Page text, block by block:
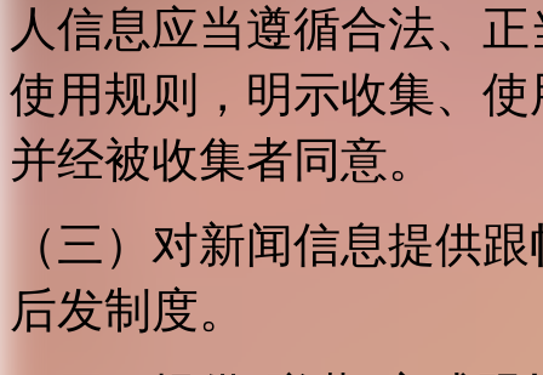
人信息应当遵循合法、
使用规则，明示收集、
并经被收集者同意。
（三）对新闻信息提供
后发制度。